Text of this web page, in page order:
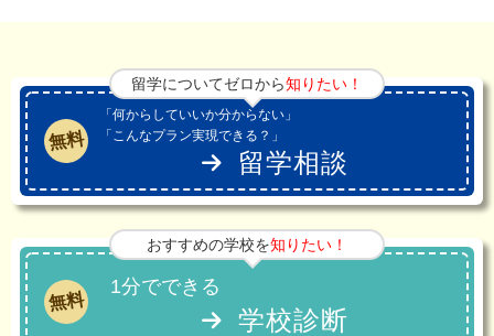
留学についてゼロから知りたい！
無料
「何からしていいか分からない」
「こんなプラン実現できる？」
留学相談
おすすめの学校を知りたい！
無料
1分でできる
学校診断